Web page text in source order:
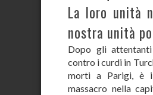
La loro unità
nostra unità
Dopo gli
contro i curdi in
morti a Parigi, è
massacro nella